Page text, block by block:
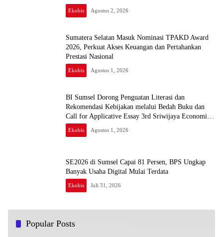
Ekobis Agustus 2, 2026
Sumatera Selatan Masuk Nominasi TPAKD Award
2026, Perkuat Akses Keuangan dan Pertahankan
Prestasi Nasional
Ekobis Agustus 1, 2026
BI Sumsel Dorong Penguatan Literasi dan
Rekomendasi Kebijakan melalui Bedah Buku dan
Call for Applicative Essay 3rd Sriwijaya Economic
Forum 2026
Ekobis Agustus 1, 2026
SE2026 di Sumsel Capai 81 Persen, BPS Ungkap
Banyak Usaha Digital Mulai Terdata
Ekobis Juli 31, 2026
Popular Posts